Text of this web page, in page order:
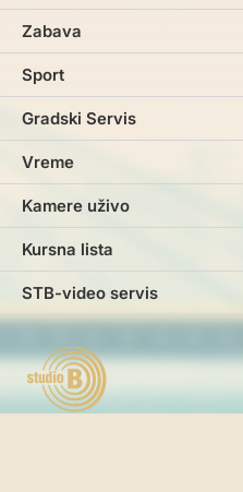
Zabava
Sport
Gradski Servis
Vreme
Kamere uživo
Kursna lista
STB-video servis